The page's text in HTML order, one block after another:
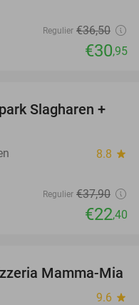
Regulier €36,50
€30,95
41%
Slagharen +
8.8 star
Regulier €37,90
€22,40
41%
Mamma-Mia
9.6 star